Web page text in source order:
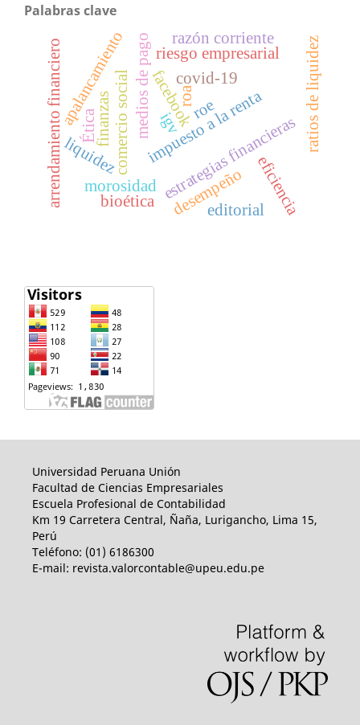
Palabras clave
comercio social facebook
impuesto a la renta
igv
medios de pago
estrategias financieras
riesgo empresarial
liquidez
apalancamiento roa
roe
morosidad
covid-19
finanzas
arrendamiento financiero desempeño eficiencia
razón corriente
editorial
ratios de liquidez
Ética
bioética
Universidad Peruana Unión
Facultad de Ciencias Empresariales
Escuela Profesional de Contabilidad
Km 19 Carretera Central, Ñaña, Lurigancho, Lima 15,
Perú
Teléfono: (01) 6186300
E-mail: revista.valorcontable@upeu.edu.pe